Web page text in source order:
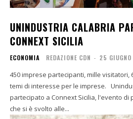
UNINDUSTRIA CALABRIA
CONNEXT SICILIA
ECONOMIA REDAZIONE CDN - 25
450 imprese partecipanti, mille visitatori,
temi di interesse per le imprese.
partecipato a Connext Sicilia, l'evento
che si è svolto alle...